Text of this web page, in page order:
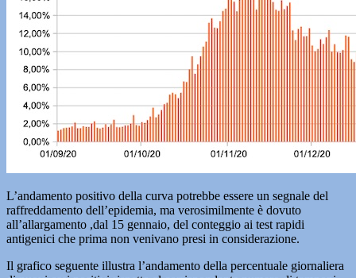
L’andamento positivo della curva potrebbe essere un segnale del
raffreddamento dell’epidemia, ma verosimilmente è dovuto
all’allargamento ,dal 15 gennaio, del conteggio ai test rapidi
antigenici che prima non venivano presi in considerazione.
Il grafico seguente illustra l’andamento della percentuale giornaliera